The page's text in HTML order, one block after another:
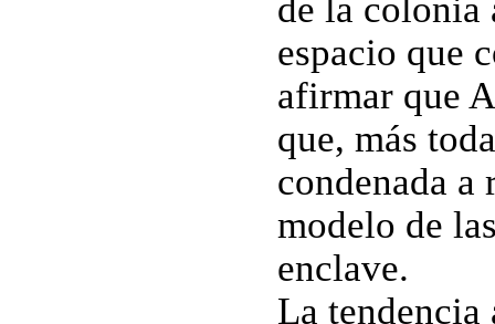
de la colonia
espacio que
afirmar que
que, más
condenada a
modelo de
enclave.
La tendencia